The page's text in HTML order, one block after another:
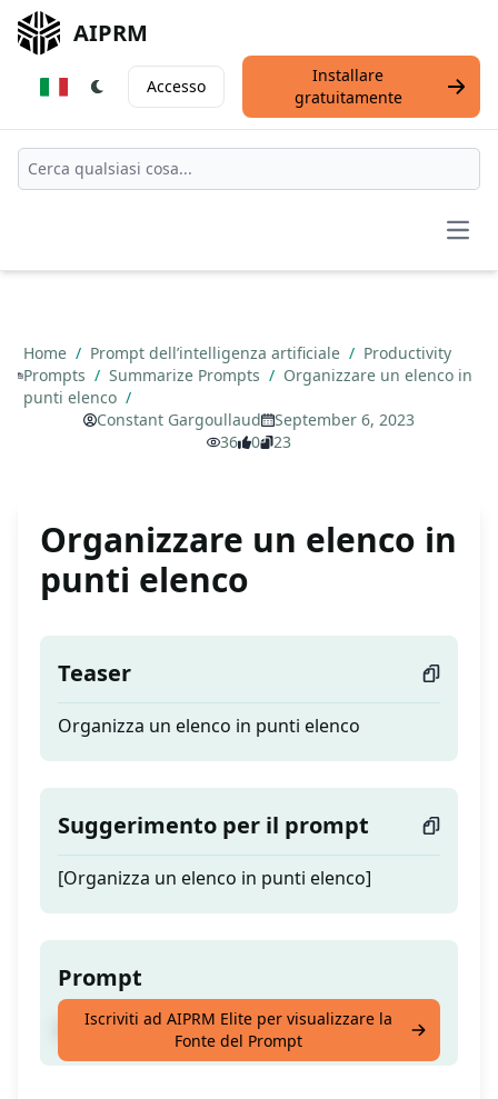
AIPRM
Accesso
Installare
gratuitamente
Home / Prompt dell’intelligenza artificiale / Productivity
Prompts / Summarize Prompts / Organizzare un elenco in
punti elenco /
Constant Gargoullaud
September 6, 2023
36
0 23
Organizzare un elenco in
punti elenco
Teaser
Organizza un elenco in punti elenco
Suggerimento per il prompt
[Organizza un elenco in punti elenco]
Prompt
Organizza un elenco in punti elenco
Iscriviti ad AIPRM Elite per visualizzare la
Fonte del Prompt